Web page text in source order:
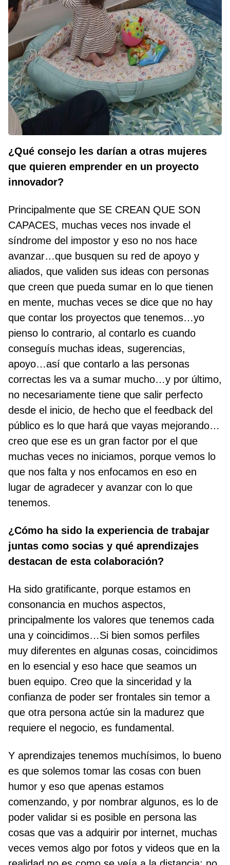
¿Qué consejo les darían a otras mujeres
que quieren emprender en un proyecto
innovador?
Principalmente que SE CREAN QUE SON
CAPACES, muchas veces nos invade el
síndrome del impostor y eso no nos hace
avanzar…que busquen su red de apoyo y
aliados, que validen sus ideas con personas
que creen que pueda sumar en lo que tienen
en mente, muchas veces se dice que no hay
que contar los proyectos que tenemos…yo
pienso lo contrario, al contarlo es cuando
conseguís muchas ideas, sugerencias,
apoyo…así que contarlo a las personas
correctas les va a sumar mucho…y por último,
no necesariamente tiene que salir perfecto
desde el inicio, de hecho que el feedback del
público es lo que hará que vayas mejorando…
creo que ese es un gran factor por el que
muchas veces no iniciamos, porque vemos lo
que nos falta y nos enfocamos en eso en
lugar de agradecer y avanzar con lo que
tenemos.
¿Cómo ha sido la experiencia de trabajar
juntas como socias y qué aprendizajes
destacan de esta colaboración?
Ha sido gratificante, porque estamos en
consonancia en muchos aspectos,
principalmente los valores que tenemos cada
una y coincidimos…Si bien somos perfiles
muy diferentes en algunas cosas, coincidimos
en lo esencial y eso hace que seamos un
buen equipo. Creo que la sinceridad y la
confianza de poder ser frontales sin temor a
que otra persona actúe sin la madurez que
requiere el negocio, es fundamental.
Y aprendizajes tenemos muchísimos, lo bueno
es que solemos tomar las cosas con buen
humor y eso que apenas estamos
comenzando, y por nombrar algunos, es lo de
poder validar si es posible en persona las
cosas que vas a adquirir por internet, muchas
veces vemos algo por fotos y videos que en la